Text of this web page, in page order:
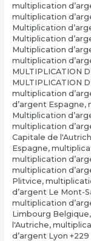
multiplication
multiplication
Multiplication
Multiplication
Multiplication
multiplication
MULTIPLICATION
MULTIPLICATION
multiplication
d’argent Espagne,
Multiplication
multiplication
Capitale de
Espagne,
multiplication
multiplication
Plitvice,
d’argent Le Mont-
multiplication
Limbourg Belgique,
l'Autriche,
d’argent Lyon